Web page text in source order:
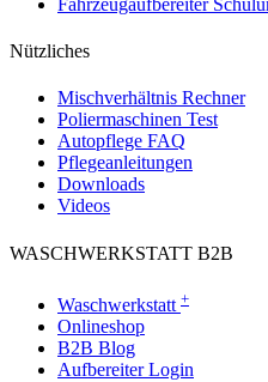
Nützliches
Mischverhältnis Rechner
Poliermaschinen Test
Autopflege FAQ
Pflegeanleitungen
Downloads
Videos
WASCHWERKSTATT B2B
Waschwerkstatt +
Onlineshop
B2B Blog
Aufbereiter Login